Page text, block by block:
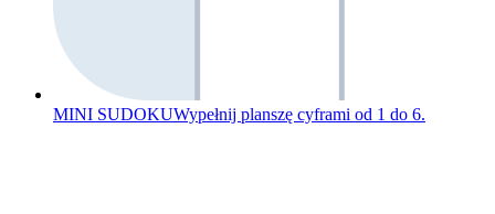
MINI SUDOKUWypełnij planszę cyframi od 1 do 6.